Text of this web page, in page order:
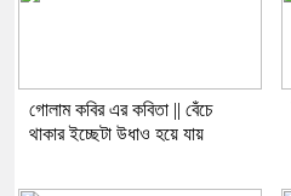
গোলাম কবির এর কবিতা || বেঁচে
থাকার ইচ্ছেটা উধাও হয়ে যায়